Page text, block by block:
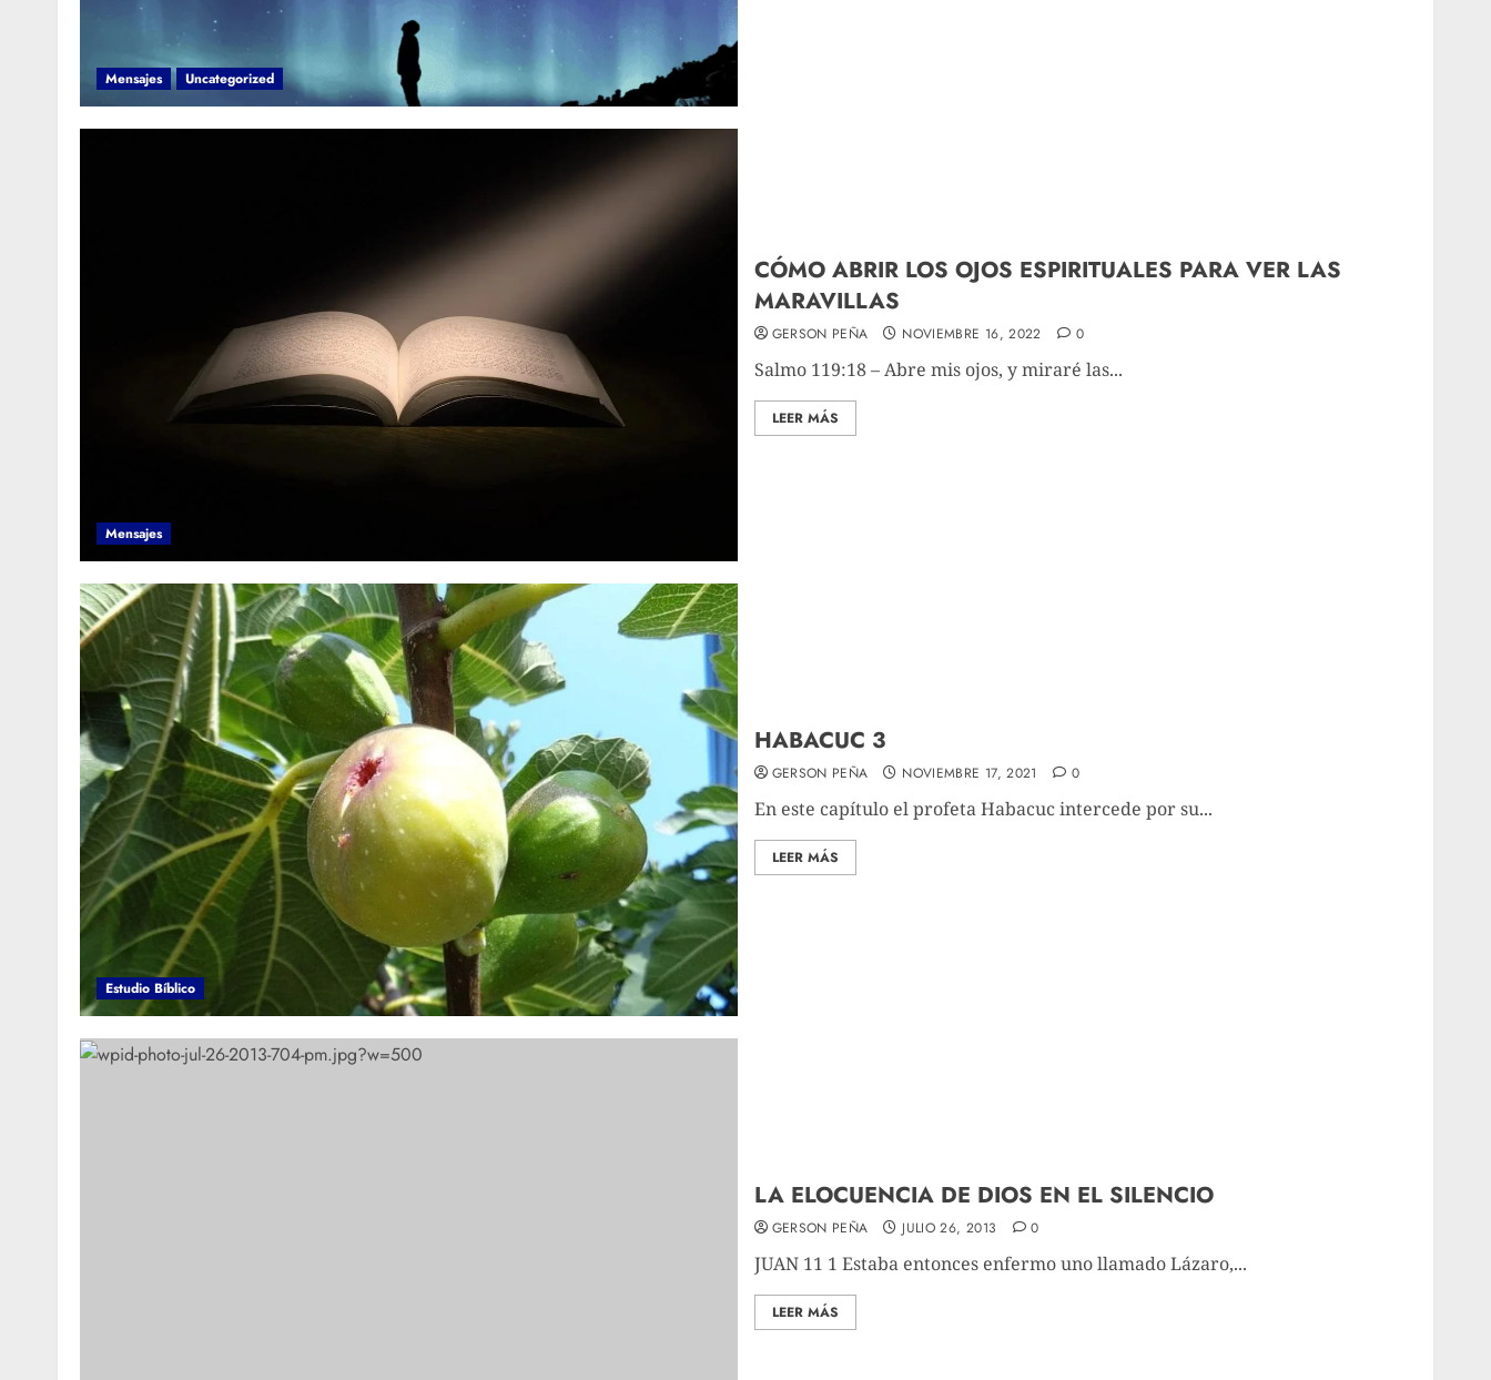
Mensajes Uncategorized
Mensajes
CÓMO ABRIR LOS OJOS ESPIRITUALES PARA VER LAS
MARAVILLAS
GERSON PEÑA NOVIEMBRE 16, 2022 0
Salmo 119:18 – Abre mis ojos, y miraré las...
LEER MÁS
Estudio Bíblico
HABACUC 3
GERSON PEÑA NOVIEMBRE 17, 2021 0
En este capítulo el profeta Habacuc intercede por su...
LEER MÁS
LA ELOCUENCIA DE DIOS EN EL SILENCIO
GERSON PEÑA JULIO 26, 2013 0
JUAN 11 1 Estaba entonces enfermo uno llamado Lázaro,...
LEER MÁS